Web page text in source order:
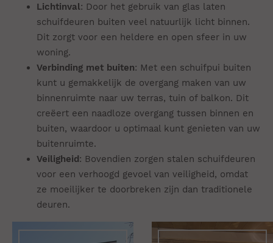
Lichtinval: Door het gebruik van glas laten
schuifdeuren buiten veel natuurlijk licht binnen.
Dit zorgt voor een heldere en open sfeer in uw
woning.
Verbinding met buiten: Met een schuifpui buiten
kunt u gemakkelijk de overgang maken van uw
binnenruimte naar uw terras, tuin of balkon. Dit
creëert een naadloze overgang tussen binnen en
buiten, waardoor u optimaal kunt genieten van uw
buitenruimte.
Veiligheid: Bovendien zorgen stalen schuifdeuren
voor een verhoogd gevoel van veiligheid, omdat
ze moeilijker te doorbreken zijn dan traditionele
deuren.